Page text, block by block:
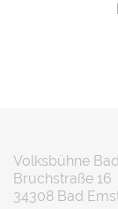
Volksbühne
Bruchstraße 16
34308 Bad